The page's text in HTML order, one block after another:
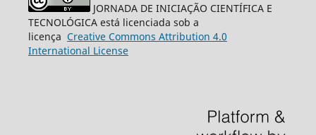
JORNADA DE INICIAÇÃO CIENTÍFICA E
TECNOLÓGICA está licenciada sob a
licença Creative Commons Attribution 4.0
International License